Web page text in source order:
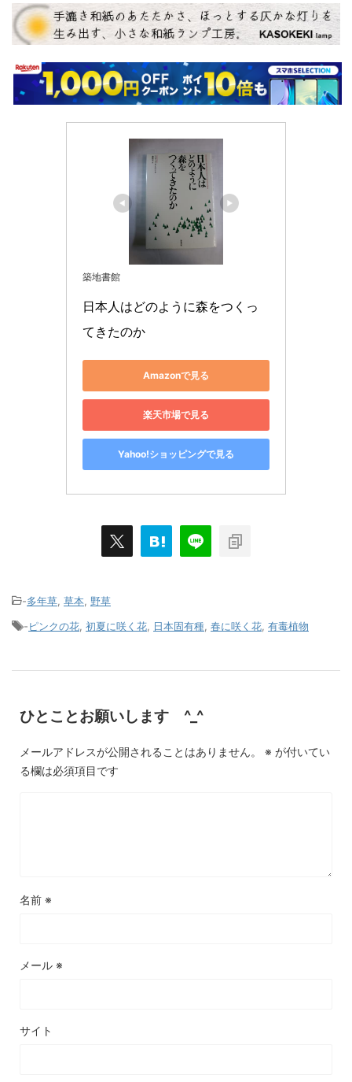
築地書館
日本人はどのように森をつくっ
てきたのか
Amazonで見る
楽天市場で見る
Yahoo!ショッピングで見る
-多年草 草本 野草
-ピンクの花 初夏に咲く花 日本固有種 春に咲く花 有毒植物
ひとことお願いします ^_^
メールアドレスが公開されることはありません。 ※ が付いてい
る欄は必須項目です
名前 ※
メール ※
サイト